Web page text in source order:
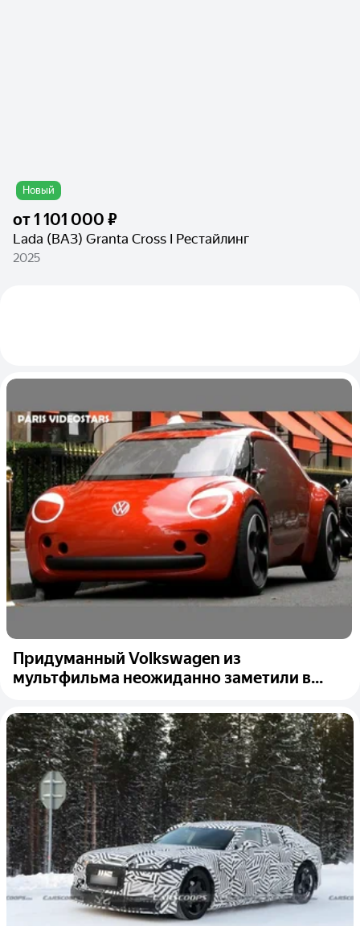
Новый
от1 101 000 ₽
Lada (ВАЗ) Granta Cross I Рестайлинг
2025
Придуманный Volkswagen из
мультфильма неожиданно заметили в...